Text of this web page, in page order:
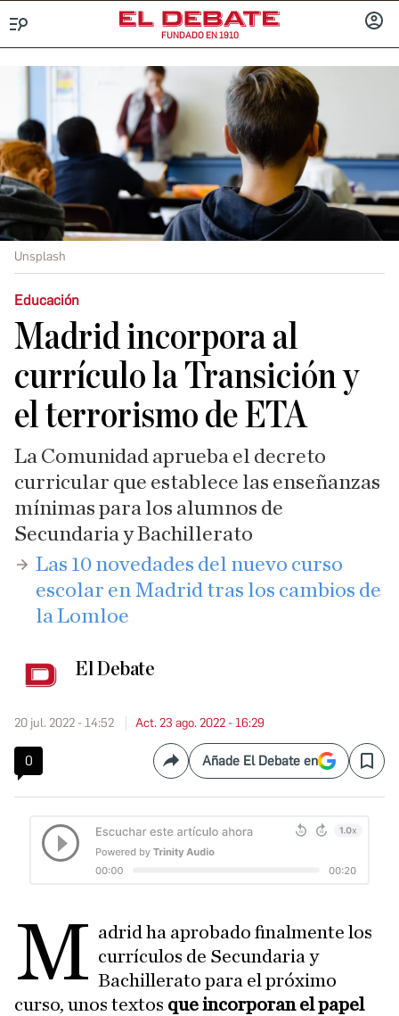
FUNDADO EN 1910
Unsplash
Educación
Madrid incorpora al
currículo la Transición y
el terrorismo de ETA
La Comunidad aprueba el decreto
curricular que establece las enseñanzas
mínimas para los alumnos de
Secundaria y Bachillerato
​Las 10 novedades del nuevo curso
escolar en Madrid tras los cambios de
la Lomloe
El Debate
20 jul. 2022 - 14:52 Act. 23 ago. 2022 - 16:29
0 CompartirAñade El Debate en Save
M adrid ha aprobado finalmente los
currículos de Secundaria y
Bachillerato para el próximo
curso, unos textos que incorporan el papel